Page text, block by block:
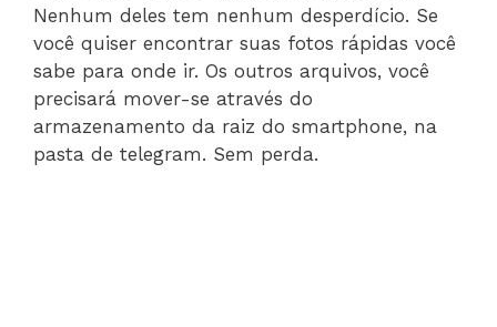
Nenhum deles tem nenhum desperdício. Se
você quiser encontrar suas fotos rápidas você
sabe para onde ir. Os outros arquivos, você
precisará mover-se através do
armazenamento da raiz do smartphone, na
pasta de telegram. Sem perda.